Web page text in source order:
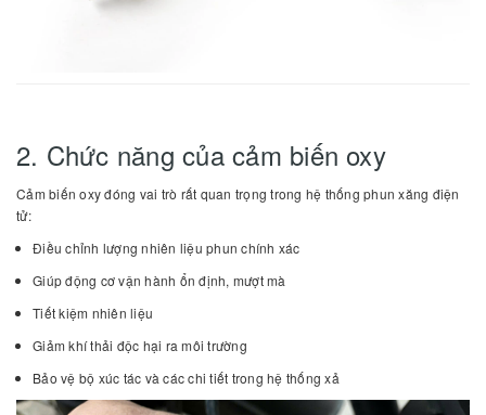
2. Chức năng của cảm biến oxy
Cảm biến oxy đóng vai trò rất quan trọng trong hệ thống phun xăng điện
tử:
Điều chỉnh lượng nhiên liệu phun chính xác
Giúp động cơ vận hành ổn định, mượt mà
Tiết kiệm nhiên liệu
Giảm khí thải độc hại ra môi trường
Bảo vệ bộ xúc tác và các chi tiết trong hệ thống xả